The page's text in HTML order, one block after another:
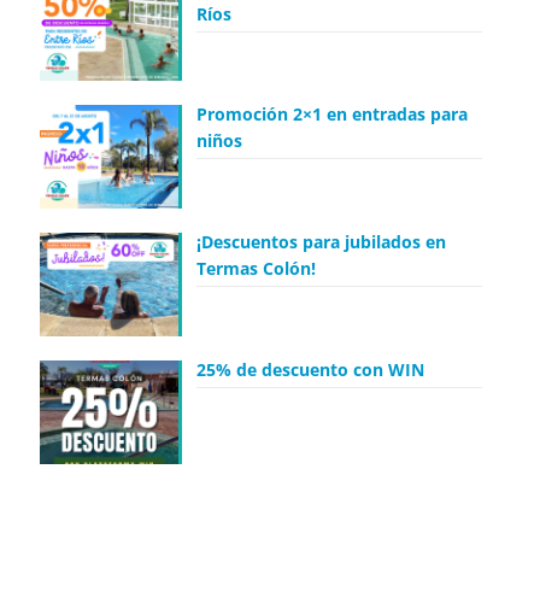
Ríos
Promoción 2×1 en entradas para
niños
¡Descuentos para jubilados en
Termas Colón!
25% de descuento con WIN